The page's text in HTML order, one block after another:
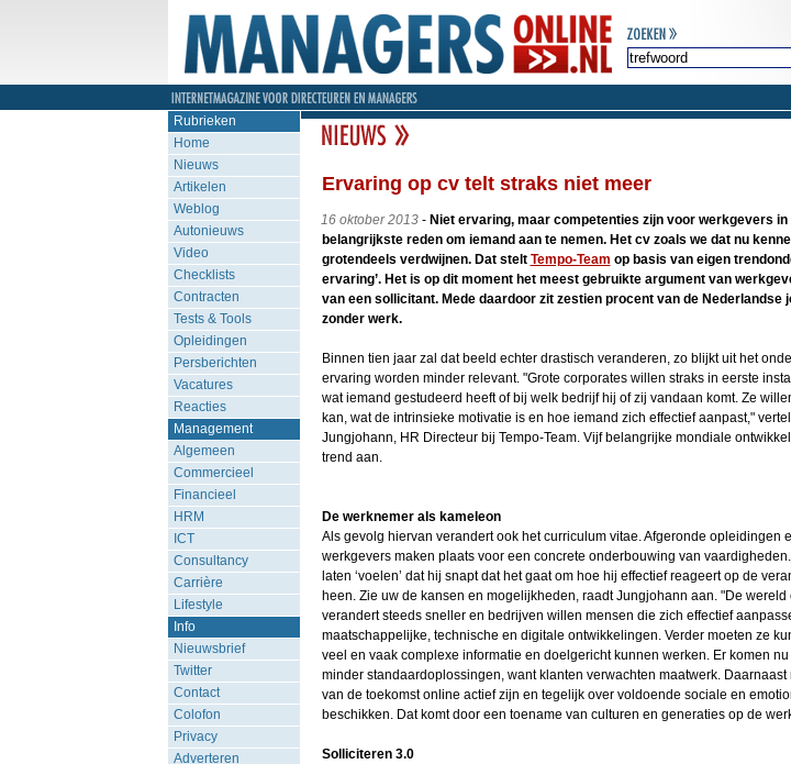
Rubrieken
Home
Nieuws
Artikelen
Weblog
Autonieuws
Video
Checklists
Contracten
Tests & Tools
Opleidingen
Persberichten
Vacatures
Reacties
Management
Algemeen
Commercieel
Financieel
HRM
ICT
Consultancy
Carrière
Lifestyle
Info
Nieuwsbrief
Twitter
Contact
Colofon
Privacy
Adverteren
Ervaring op cv telt straks niet meer
16 oktober 2013- Niet ervaring, maar competenties zijn voor werkgevers in
belangrijkste reden om iemand aan te nemen. Het cv zoals we dat nu
grotendeels verdwijnen. Dat stelt Tempo-Team op basis van eigen
ervaring’. Het is op dit moment het meest gebruikte argument van
van een sollicitant. Mede daardoor zit zestien procent van de Nederlandse
zonder werk.
Binnen tien jaar zal dat beeld echter drastisch veranderen, zo blijkt uit het
ervaring worden minder relevant. "Grote corporates willen straks in eerste
wat iemand gestudeerd heeft of bij welk bedrijf hij of zij vandaan komt. Ze
kan, wat de intrinsieke motivatie is en hoe iemand zich effectief aanpast,"
Jungjohann, HR Directeur bij Tempo-Team. Vijf belangrijke mondiale
trend aan.
De werknemer als kameleon
Als gevolg hiervan verandert ook het curriculum vitae. Afgeronde opleidingen
werkgevers maken plaats voor een concrete onderbouwing van
laten ‘voelen’ dat hij snapt dat het gaat om hoe hij effectief reageert op de
heen. Zie uw de kansen en mogelijkheden, raadt Jungjohann aan. "De wereld
verandert steeds sneller en bedrijven willen mensen die zich effectief
maatschappelijke, technische en digitale ontwikkelingen. Verder moeten ze
veel en vaak complexe informatie en doelgericht kunnen werken. Er komen
minder standaardoplossingen, want klanten verwachten maatwerk. Daarnaast
van de toekomst online actief zijn en tegelijk over voldoende sociale en
beschikken. Dat komt door een toename van culturen en generaties op de
Solliciteren 3.0